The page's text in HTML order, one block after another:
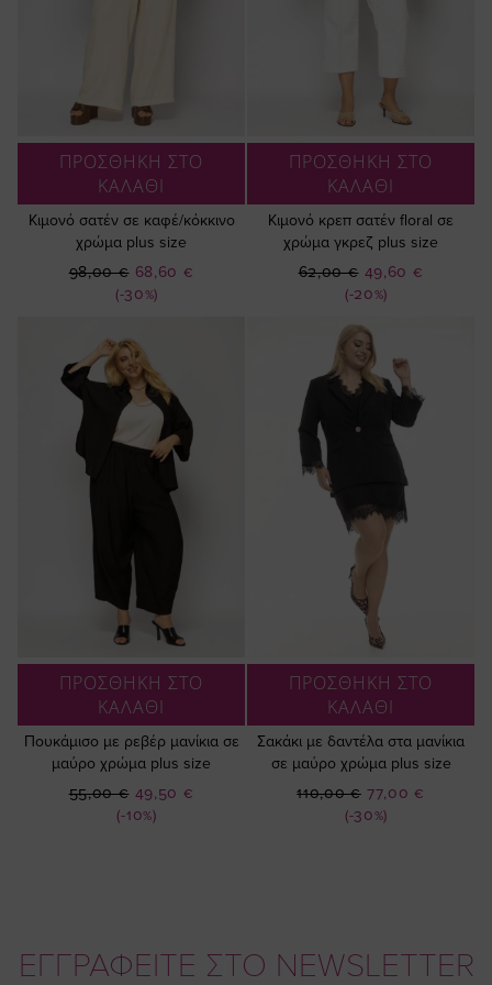
ΠΡΟΣΘΗΚΗ ΣΤΟ
ΚΑΛΑΘΙ
Κιμονό σατέν σε καφέ/κόκκινο
χρώμα plus size
(-30%)
Ειδική
Τιμή
68,60 €
98,00 €
ΠΡΟΣΘΗΚΗ ΣΤΟ
ΚΑΛΑΘΙ
Κιμονό κρεπ σατέν floral σε
χρώμα γκρεζ plus size
(-20%)
Ειδική
Τιμή
49,60 €
62,00 €
ΠΡΟΣΘΗΚΗ ΣΤΟ
ΚΑΛΑΘΙ
Πουκάμισο με ρεβέρ μανίκια σε
μαύρο χρώμα plus size
(-10%)
Ειδική
Τιμή
49,50 €
55,00 €
ΠΡΟΣΘΗΚΗ ΣΤΟ
ΚΑΛΑΘΙ
Σακάκι με δαντέλα στα μανίκια
σε μαύρο χρώμα plus size
(-30%)
Ειδική
Τιμή
77,00 €
110,00 €
ΕΓΓΡΑΦΕΙΤΕ ΣΤΟ NEWSLETTER